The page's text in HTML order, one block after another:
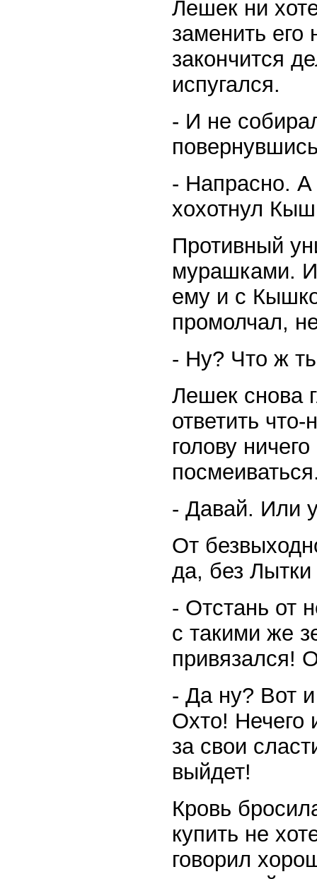
Лешек ни
заменить
закончится
испугался.
- И не
- Напрасно.
хохотнул
Противный
мурашками.
ему и с
промолчал,
- Ну? Что ж
Лешек снова
ответить
голову
- Давай. Или
От
да, без
- Отстань от
с такими же
привязался!
- Да ну? Вот
Охто! Нечего
за свои
выйдет!
Кровь
купить не
говорил